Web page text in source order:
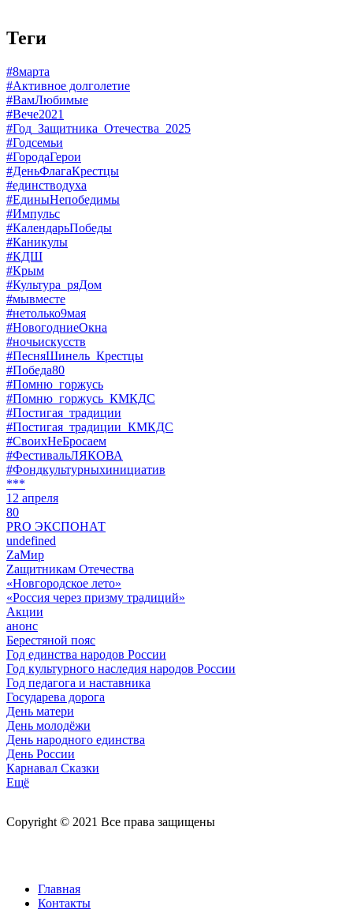
Теги
#8марта
#Активное долголетие
#ВамЛюбимые
#Вече2021
#Год_Защитника_Отечества_2025
#Годсемьи
#ГородаГерои
#ДеньФлагаКрестцы
#единстводуха
#ЕдиныНепобедимы
#Импульс
#КалендарьПобеды
#Каникулы
#КДШ
#Крым
#Культура_ряДом
#мывместе
#нетолько9мая
#НовогодниеОкна
#ночьискусств
#ПесняШинель_Крестцы
#Победа80
#Помню_горжусь
#Помню_горжусь_КМКДС
#Постигая_традиции
#Постигая_традиции_КМКДС
#СвоихНеБросаем
#ФестивальЛЯКОВА
#Фондкультурныхинициатив
***
12 апреля
80
PRO ЭКСПОНАТ
undefined
ZaМир
Zащитникам Отечества
«Новгородское лето»
«Россия через призму традиций»
Акции
анонс
Берестяной пояс
Год единства народов России
Год культурного наследия народов России
Год педагога и наставника
Государева дорога
День матери
День молодёжи
День народного единства
День России
Карнавал Сказки
Ещё
Copyright © 2021 Все права защищены
Главная
Контакты